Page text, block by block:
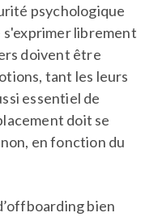
psychologique
librement
doivent être
tant les leurs
essentiel de
doit se
en fonction du
bien